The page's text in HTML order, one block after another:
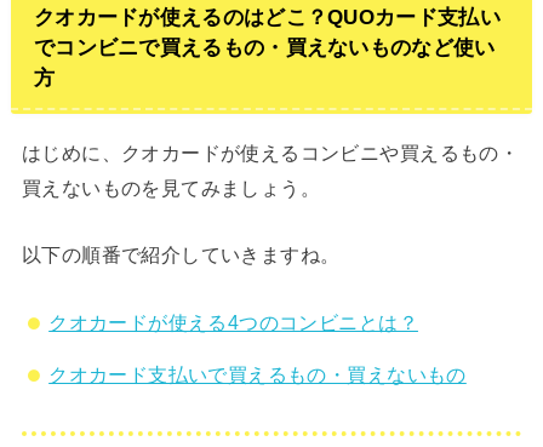
クオカードが使えるのはどこ？QUOカード支払い
でコンビニで買えるもの・買えないものなど使い
方
はじめに、クオカードが使えるコンビニや買えるもの・
買えないものを見てみましょう。
以下の順番で紹介していきますね。
クオカードが使える4つのコンビニとは？
クオカード支払いで買えるもの・買えないもの